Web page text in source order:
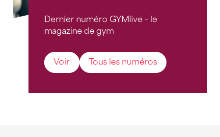
Dernier numéro GYMlive – le
magazine de gym
Voir Tous les numéros